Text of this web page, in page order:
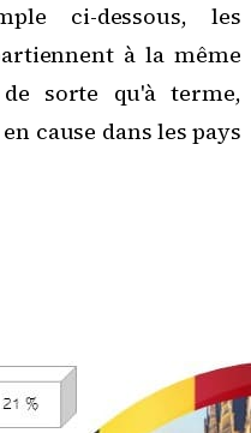
ci-dessous, les
à la même
sorte qu'à terme,
cause dans les pays